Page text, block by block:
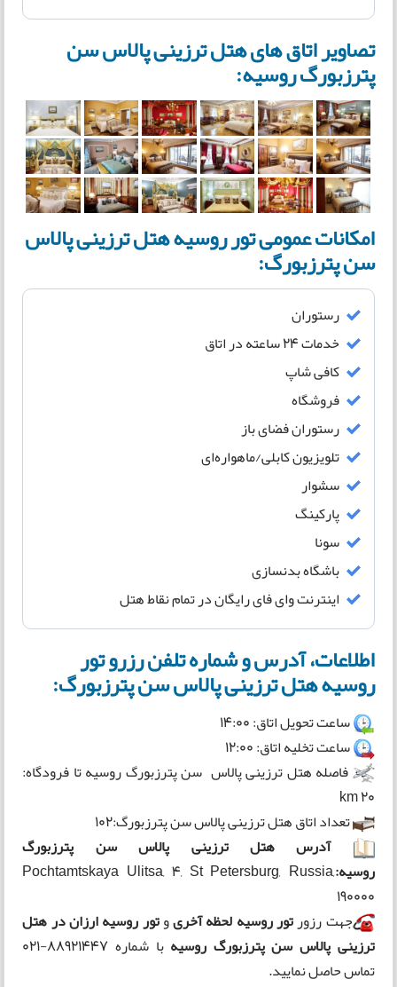
تصاویر اتاق های هتل ترزینی پالاس سن
پترزبورگ روسیه:
امکانات عمومی تور روسیه هتل ترزینی پالاس
سن پترزبورگ:
رستوران
خدمات 24 ساعته در اتاق
کافی شاپ
فروشگاه
رستوران فضای باز
تلویزیون کابلی/ماهواره‌ای
سشوار
پارکینگ
سونا
باشگاه بدنسازی
اینترنت وای فای رایگان در تمام نقاط هتل
اطلاعات، آدرس و شماره تلفن رزرو تور
روسیه هتل ترزینی پالاس سن پترزبورگ:
ساعت تحویل اتاق: 14:00
ساعت تخلیه اتاق: 12:00
فاصله هتل ترزینی پالاس سن پترزبورگ روسیه تا فرودگاه:
20 km
تعداد اتاق هتل ترزینی پالاس سن پترزبورگ:102
آدرس هتل ترزینی پالاس سن پترزبورگ
روسیه:Pochtamtskaya Ulitsa, 4, St Petersburg, Russia,
190000
جهت رزورتور روسیه لحظه آخریوتور روسیه ارزان درهتل
ترزینی پالاس سن پترزبورگ روسیه
با شماره 88921447-021
تماس حاصل نمایید.